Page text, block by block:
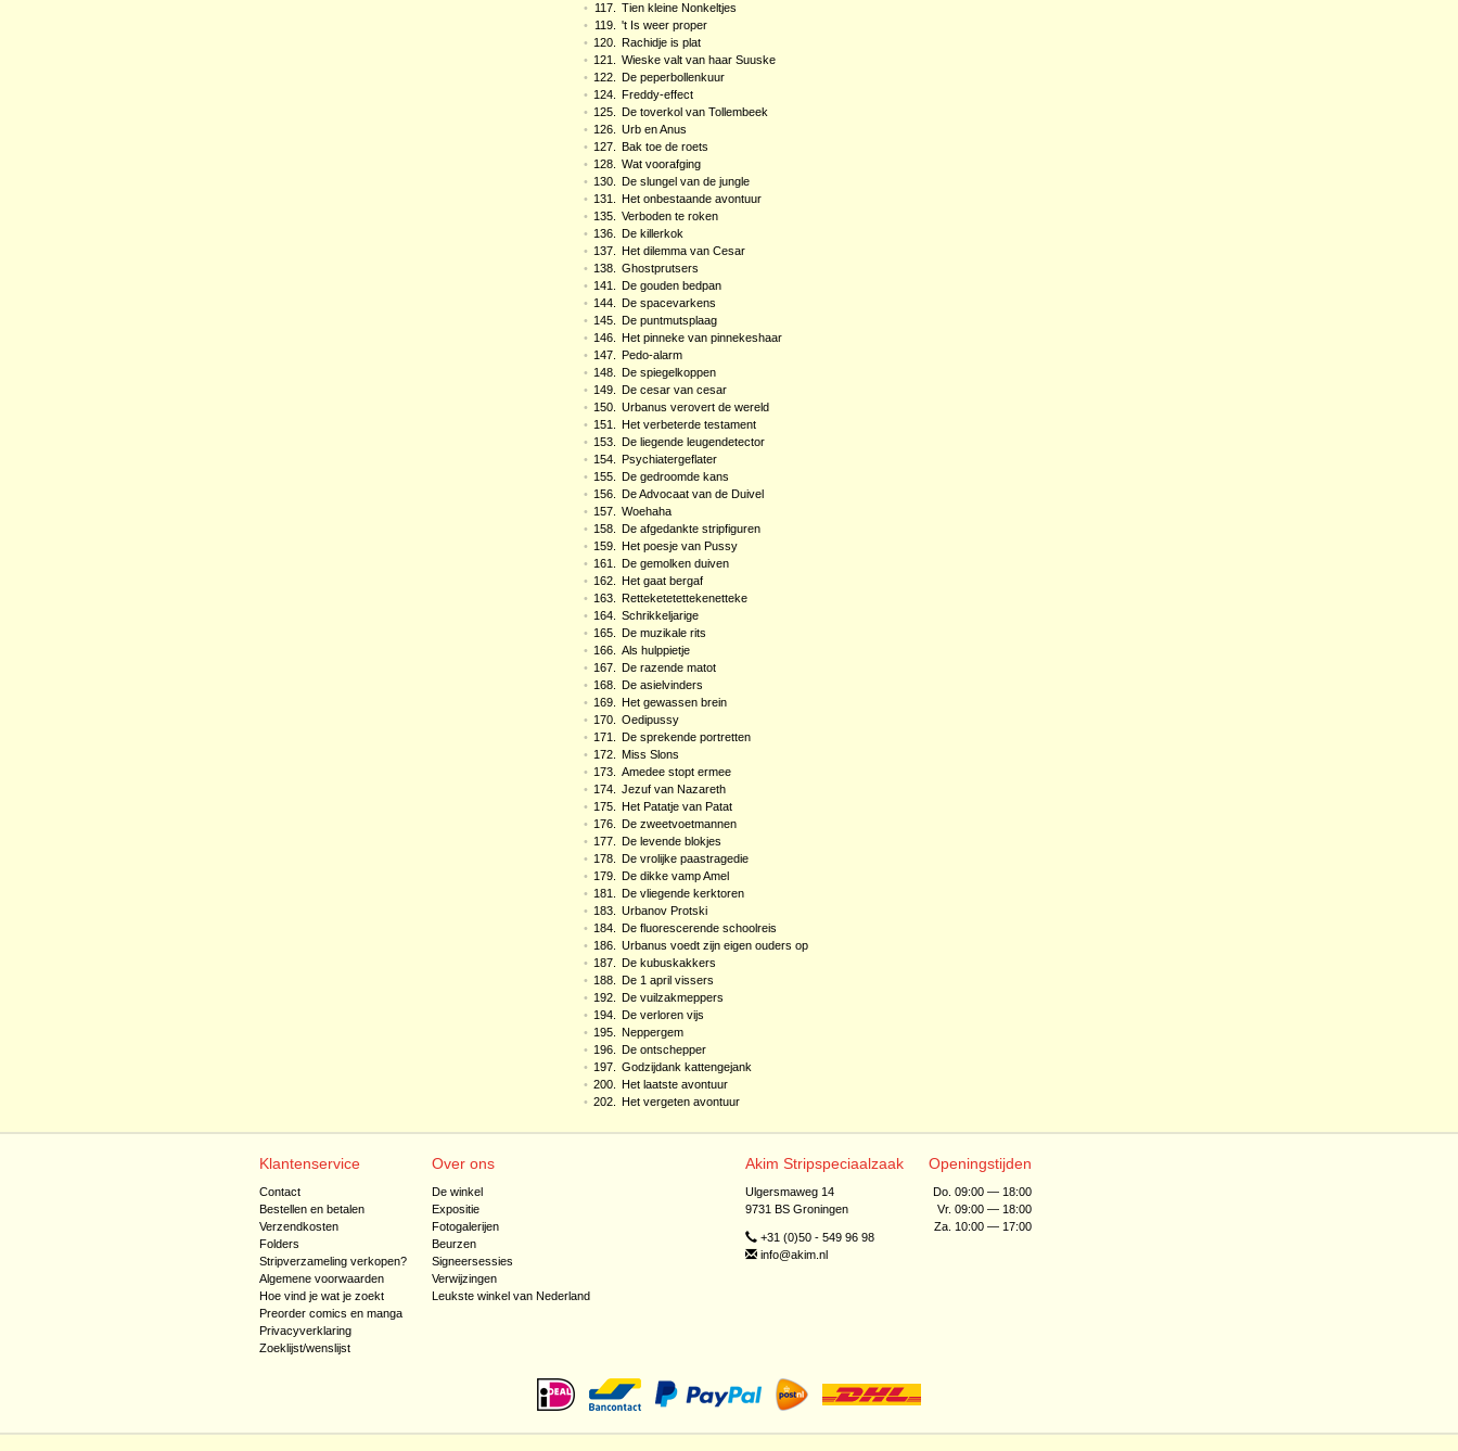
•
117.
Tien kleine Nonkeltjes
•
119.
't Is weer proper
• 120.
Rachidje is plat
• 121.
Wieske valt van haar Suuske
• 122.
De peperbollenkuur
• 124.
Freddy-effect
• 125.
De toverkol van Tollembeek
• 126.
Urb en Anus
• 127.
Bak toe de roets
• 128.
Wat voorafging
• 130.
De slungel van de jungle
• 131.
Het onbestaande avontuur
• 135.
Verboden te roken
• 136.
De killerkok
• 137.
Het dilemma van Cesar
• 138.
Ghostprutsers
• 141.
De gouden bedpan
• 144.
De spacevarkens
• 145.
De puntmutsplaag
• 146.
Het pinneke van pinnekeshaar
• 147.
Pedo-alarm
• 148.
De spiegelkoppen
• 149.
De cesar van cesar
• 150.
Urbanus verovert de wereld
• 151.
Het verbeterde testament
• 153.
De liegende leugendetector
• 154.
Psychiatergeflater
• 155.
De gedroomde kans
• 156.
De Advocaat van de Duivel
• 157.
Woehaha
• 158.
De afgedankte stripfiguren
• 159.
Het poesje van Pussy
• 161.
De gemolken duiven
• 162.
Het gaat bergaf
• 163.
Retteketetettekenetteke
• 164.
Schrikkeljarige
• 165.
De muzikale rits
• 166.
Als hulppietje
• 167.
De razende matot
• 168.
De asielvinders
• 169.
Het gewassen brein
• 170.
Oedipussy
• 171.
De sprekende portretten
• 172.
Miss Slons
• 173.
Amedee stopt ermee
• 174.
Jezuf van Nazareth
• 175.
Het Patatje van Patat
• 176.
De zweetvoetmannen
• 177.
De levende blokjes
• 178.
De vrolijke paastragedie
• 179.
De dikke vamp Amel
• 181.
De vliegende kerktoren
• 183.
Urbanov Protski
• 184.
De fluorescerende schoolreis
• 186.
Urbanus voedt zijn eigen ouders op
• 187.
De kubuskakkers
• 188.
De 1 april vissers
• 192.
De vuilzakmeppers
• 194.
De verloren vijs
• 195.
Neppergem
• 196.
De ontschepper
• 197.
Godzijdank kattengejank
• 200.
Het laatste avontuur
• 202. Het vergeten avontuur
Klantenservice
Contact
Bestellen en betalen
Verzendkosten
Folders
Stripverzameling verkopen?
Algemene voorwaarden
Hoe vind je wat je zoekt
Preorder comics en manga
Privacyverklaring
Zoeklijst/wenslijst
Over ons
De winkel
Expositie
Fotogalerijen
Beurzen
Signeersessies
Verwijzingen
Leukste winkel van Nederland
Akim Stripspeciaalzaak
Ulgersmaweg 14
9731 BS Groningen
+31 (0)50 - 549 96 98
info@akim.nl
Openingstijden
Do. 09:00 — 18:00
Vr. 09:00 — 18:00
Za. 10:00 — 17:00